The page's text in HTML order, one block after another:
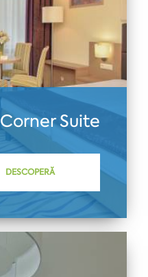
Corner Suite
DESCOPERĂ